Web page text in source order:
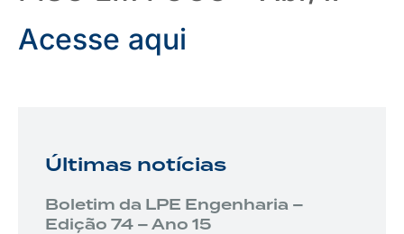
Acesse aqui
Últimas notícias
Boletim da LPE Engenharia –
Edição 74 – Ano 15